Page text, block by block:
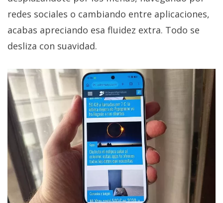
redes sociales o cambiando entre aplicaciones,
acabas apreciando esa fluidez extra. Todo se
desliza con suavidad.